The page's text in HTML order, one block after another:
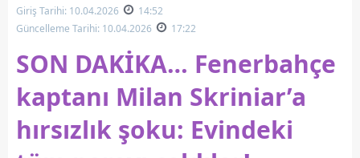
Giriş Tarihi: 10.04.2026
14:52
Güncelleme Tarihi: 10.04.2026
17:22
SON DAKİKA… Fenerbahçe
kaptanı Milan Skriniar’a
hırsızlık şoku: Evindeki